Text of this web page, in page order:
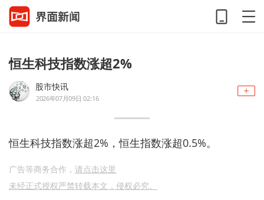
恒生科技指数涨超2%
股市快讯
2026年07月09日 02:16
恒生科技指数涨超2%，恒生指数涨超0.5%。
广告等商务合作， 请点击这里
未经正式授权严禁转载本文，侵权必究。